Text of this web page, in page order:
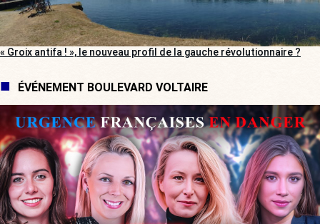
« Groix antifa ! », le nouveau profil de la gauche révolutionnaire ?
ÉVÉNEMENT BOULEVARD VOLTAIRE